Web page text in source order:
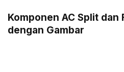
Komponen AC Split dan
dengan Gambar